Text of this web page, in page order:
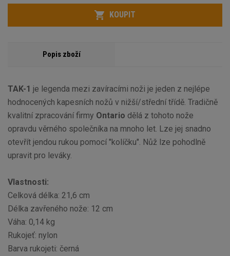
Počet
KOUPIT
Popis zboží
TAK-1 je legenda mezi zavíracími noži je jeden z nejlépe
hodnocených kapesních nožů v nižší/střední třídě. Tradičně
kvalitní zpracování firmy Ontario dělá z tohoto nože
opravdu věrného společníka na mnoho let. Lze jej snadno
otevřít jendou rukou pomocí "kolíčku". Nůž lze pohodlně
upravit pro leváky.
Vlastnosti:
Celková délka: 21,6 cm
Délka zavřeného nože: 12 cm
Váha: 0,14 kg
Rukojeť: nylon
Barva rukojeti: černá